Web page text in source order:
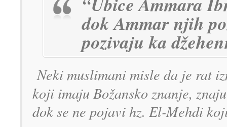
dok Ammar njih
pozivaju ka
Neki muslimani misle da je rat
koji imaju Božansko znanje,
dok se ne pojavi hz. El-Mehdi